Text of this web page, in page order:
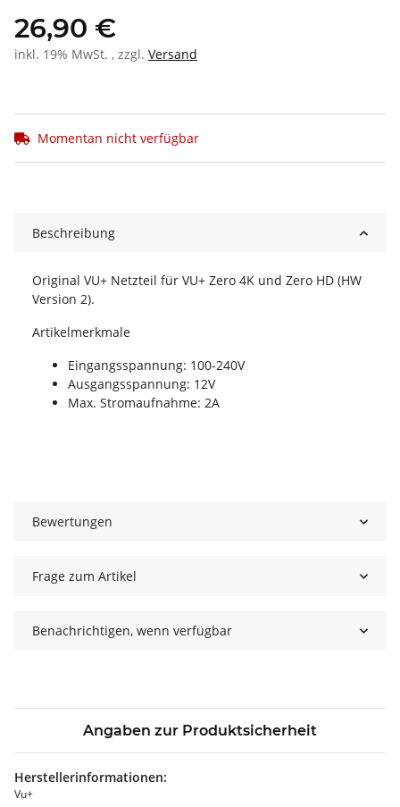
26,90 €
inkl. 19% MwSt. , zzgl. Versand
Momentan nicht verfügbar
Beschreibung
Original VU+ Netzteil für VU+ Zero 4K und Zero HD (HW
Version 2).
Artikelmerkmale
Eingangsspannung: 100-240V
Ausgangsspannung: 12V
Max. Stromaufnahme: 2A
Bewertungen
Frage zum Artikel
Benachrichtigen, wenn verfügbar
Angaben zur Produktsicherheit
Herstellerinformationen:
Vu+